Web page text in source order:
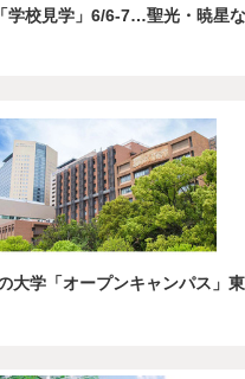
学校見学」6/6-7…聖光・暁星
大学「オープンキャンパス」